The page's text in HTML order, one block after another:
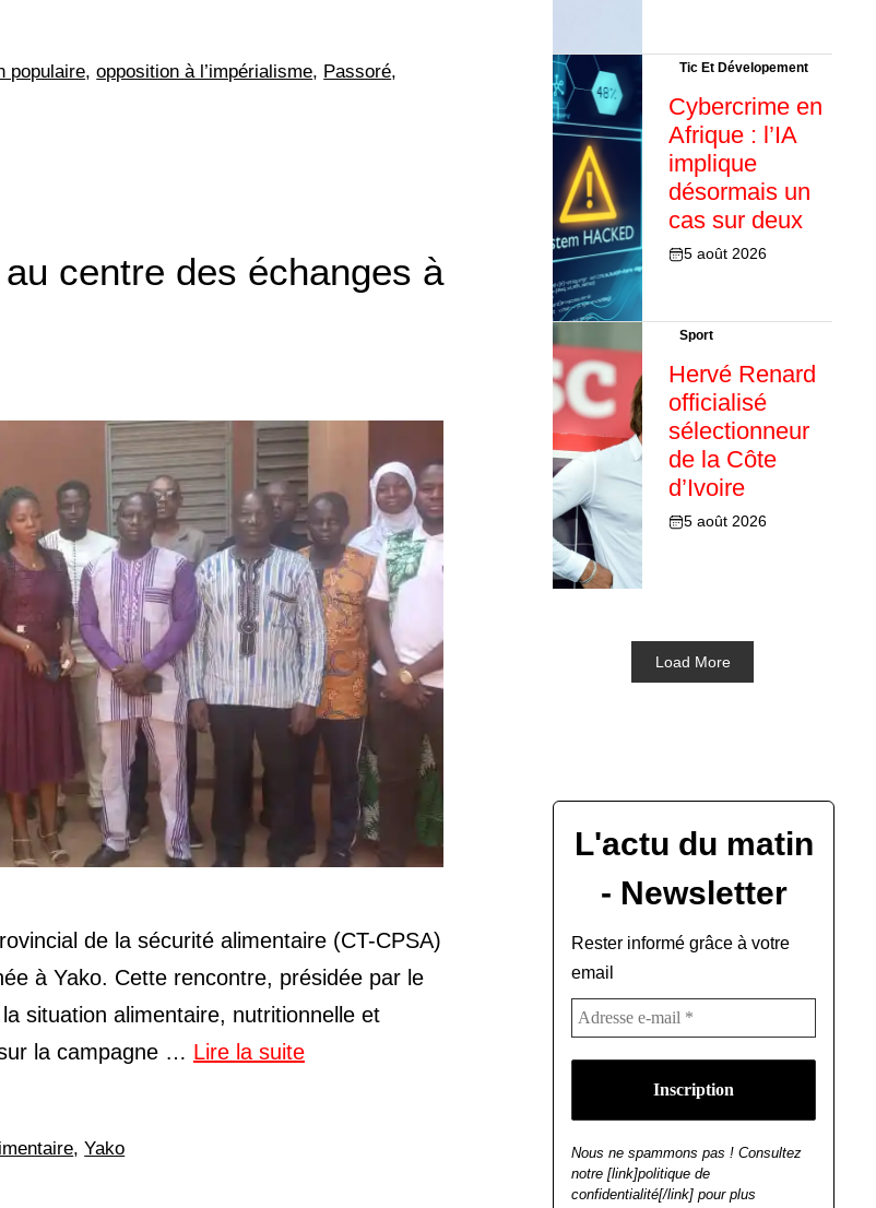
populaire,opposition à l’impérialisme, Passoré,
centre des échanges à
de la sécurité alimentaire (CT-CPSA)
à Yako. Cette rencontre, présidée par le
situation alimentaire, nutritionnelle et
la campagne … Lire la suite
,Yako
Tic Et Dévelopement
Cybercrime en
Afrique : l’IA
implique
désormais un
cas sur deux
5 août 2026
Sport
Hervé Renard
officialisé
sélectionneur
de la Côte
d’Ivoire
5 août 2026
Load More
L'actu du matin
- Newsletter
Rester informé grâce à votre
email
Nous ne spammons pas ! Consultez
notre [link]politique de
confidentialité[/link] pour plus